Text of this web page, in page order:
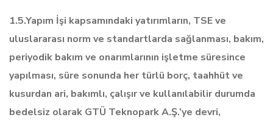
1.5.Yapım İşi kapsamındaki yatırımların, TSE ve
uluslararası norm ve standartlarda sağlanması, bakım,
periyodik bakım ve onarımlarının işletme süresince
yapılması, süre sonunda her türlü borç, taahhüt ve
kusurdan ari, bakımlı, çalışır ve kullanılabilir durumda
bedelsiz olarak GTÜ Teknopark A.Ş.’ye devri,